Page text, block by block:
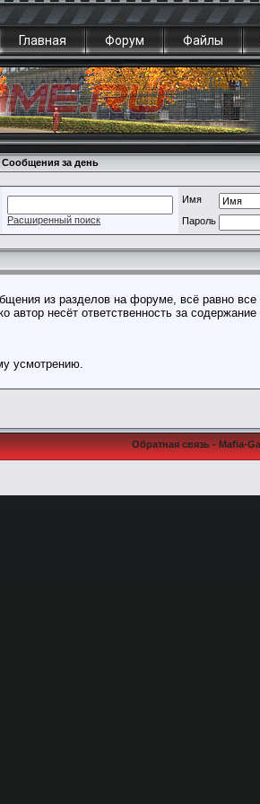
Главная Форум Файлы
Сообщения за день
Расширенный поиск
Имя
Пароль
из разделов на форуме, всё равно
автор несёт ответственность за
усмотрению.
Обратная связь-Mafia-